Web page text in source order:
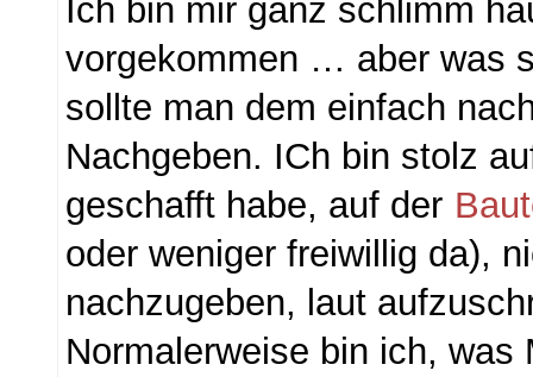
Ich bin mir ganz schlimm
vorgekommen … aber was
sollte man dem einfach
Nachgeben. ICh bin stolz
geschafft habe, auf der
oder weniger freiwillig da),
nachzugeben, laut
Normalerweise bin ich, was